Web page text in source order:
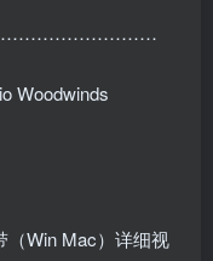
程 ………………………
Woodwinds
Win Mac）详细视